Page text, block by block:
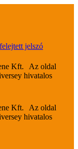
jelszó
Az oldal
hivatalos
Az oldal
hivatalos